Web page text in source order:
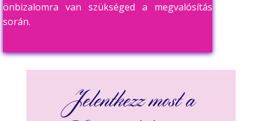
önbizalomra van szükséged a megvalósítás
során.
Jelentkezz most a